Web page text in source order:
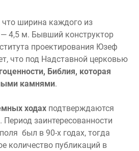
ширина каждого из
4,5 м. Бывший конструктор
проектирования Юзеф
что под Надставной церковью
Библия, которая
камнями.
ходах подтверждаются
заинтересованности
был в 90-х годах, тогда
количество публикаций в